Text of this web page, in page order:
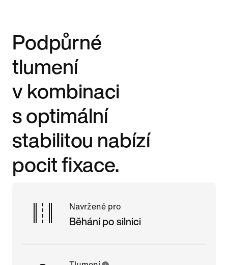
Podpůrné
tlumení
v kombinaci
s optimální
stabilitou nabízí
pocit fixace.
Navržené pro
Běhání po silnici